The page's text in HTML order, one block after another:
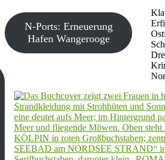
N-Ports: Erneuerung
Hafen Wangerooge